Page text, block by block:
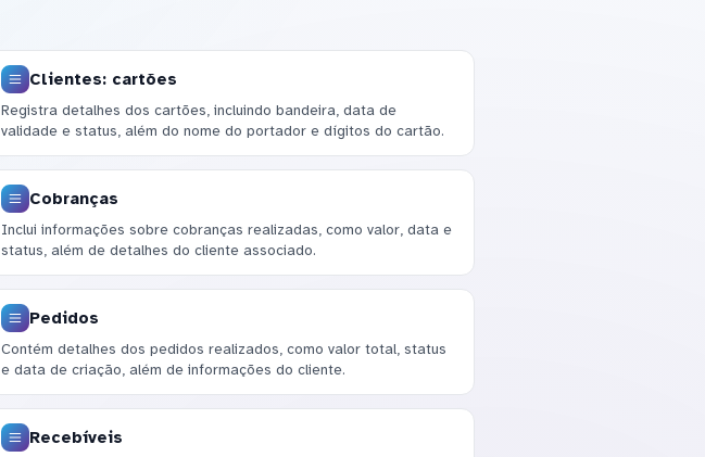
Clientes: cartões
Registra detalhes dos cartões, incluindo bandeira, data de
validade e status, além do nome do portador e dígitos do cartão.
Cobranças
Inclui informações sobre cobranças realizadas, como valor, data e
status, além de detalhes do cliente associado.
Pedidos
Contém detalhes dos pedidos realizados, como valor total, status
e data de criação, além de informações do cliente.
Recebíveis